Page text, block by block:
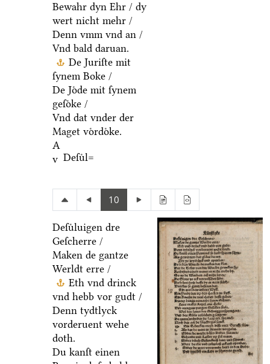
Bewahr dyn Ehr / dy
wert nicht mehr /
Denn vmm vnd an /
Vnd bald daruan.
De Juriſte mit
ſynem Boke /
De Joͤde mit ſynem
geſoͤke /
Vnd dat vnder der
Maget voͤrdoͤke.
A
v Deſuͤl=
10
Deſuͤluigen dre
Geſcherre /
Maken de gantze
Werldt erre /
Eth vnd drinck
vnd hebb vor gudt /
Denn tydtlyck
vorderuent wehe
doth.
Du kanſt einen